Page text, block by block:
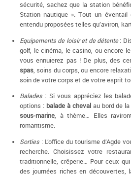
sécurité, sachez que la station
Station nautique ». Tout un
entendu proposées telles qu’aviron,
Equipements de loisir et de détente:
golf, le cinéma, le casino, ou encore
vous ennuierez pas ! De plus, des
spas, soins du corps, ou encore
soin de votre corps et de votre esprit
Balades : Si vous appréciez les
options : balade à chevalau bord de la
sous-marine, à thème… Elles
romantisme.
Sorties : L’office du tourisme d’Agde
recherche. Choisissez votre
traditionnelle, crêperie… Pour ceux
des journées riches en découvertes,